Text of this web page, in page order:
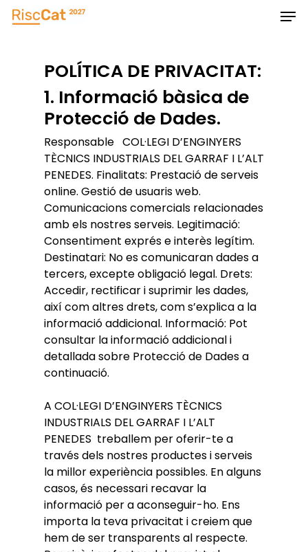
Skip
POLÍTICA DE PRIVACITAT:
1. Informació bàsica de
Protecció de Dades.
Responsable COL·LEGI D’ENGINYERS
TÈCNICS INDUSTRIALS DEL GARRAF I L’ALT
PENEDES. Finalitats: Prestació de serveis
online. Gestió de usuaris web.
Comunicacions comercials relacionades
amb els nostres serveis. Legitimació:
Consentiment exprés e interès legítim.
Destinatari: No es comunicaran dades a
tercers, excepte obligació legal. Drets:
Accedir, rectificar i suprimir les dades,
així com altres drets, com s’explica a la
informació addicional. Informació: Pot
consultar la informació addicional i
detallada sobre Protecció de Dades a
continuació.
A COL·LEGI D’ENGINYERS TÈCNICS
INDUSTRIALS DEL GARRAF I L’ALT
PENEDES treballem per oferir-te a
través dels nostres productes i serveis
la millor experiència possibles. En alguns
casos, és necessari recavar la
informació per a aconseguir-ho. Ens
importa la teva privacitat i creiem que
hem de ser transparents al respecte.